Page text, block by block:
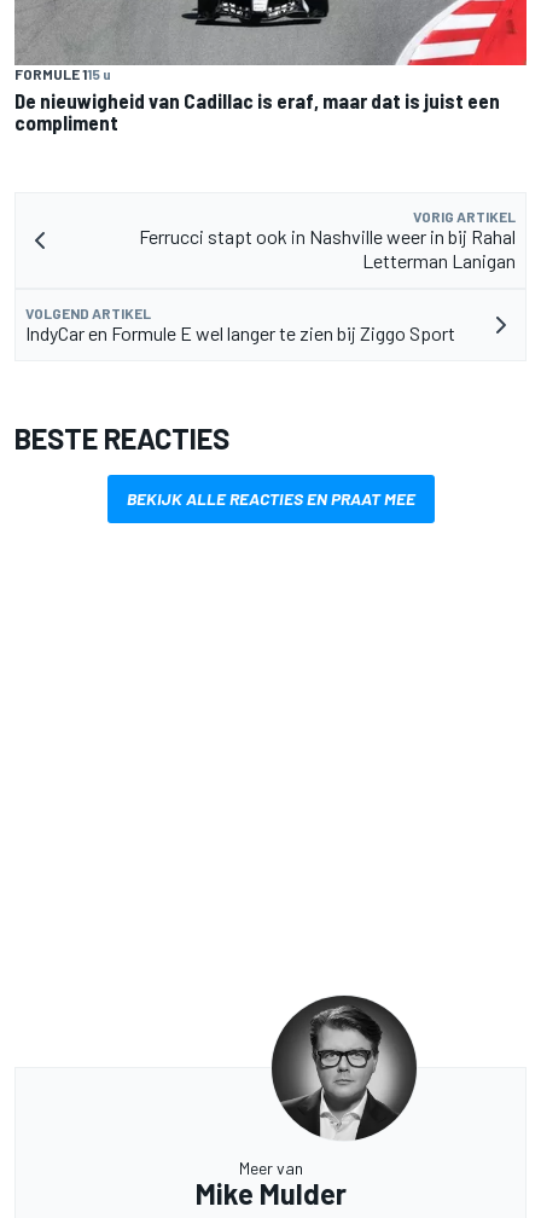
FORMULE 115 u
De nieuwigheid van Cadillac is eraf, maar dat is juist een
compliment
VORIG ARTIKEL
Ferrucci stapt ook in Nashville weer in bij Rahal
Letterman Lanigan
VOLGEND ARTIKEL
IndyCar en Formule E wel langer te zien bij Ziggo Sport
BESTE REACTIES
BEKIJK ALLE REACTIES EN PRAAT MEE
Meer van
Mike Mulder